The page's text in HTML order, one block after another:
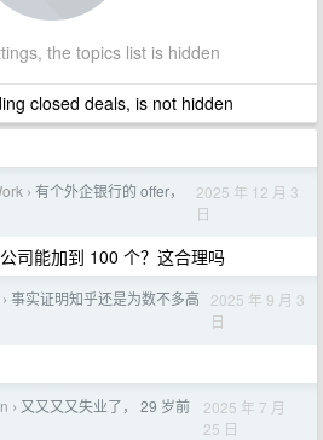
the topics list is hidden
closed deals, is not hidden
› 有个外企银行的 offer，
2025 年 12 月 3
日
司能加到 100 个？这合理吗
› 事实证明知乎还是为数不多高
2025 年 9 月 3
日
› 又又又又失业了， 29 岁前
2025 年 7 月
25 日